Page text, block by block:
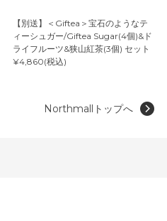
【別送】＜Giftea＞宝石のようなテ
ィーシュガー/Giftea Sugar(4個)&ド
ライフルーツ&狭山紅茶(3個) セット
¥4,860(税込)
Northmallトップへ